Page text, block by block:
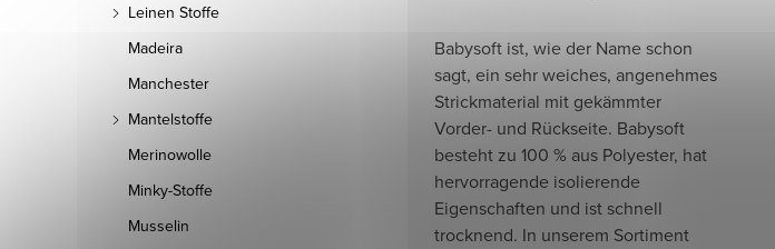
Leinen Stoffe
Madeira
Manchester
Mantelstoffe
Merinowolle
Minky-Stoffe
Musselin
Babysoft ist, wie der Name schon
sagt, ein sehr weiches, angenehmes
Strickmaterial mit gekämmter
Vorder- und Rückseite. Babysoft
besteht zu 100 % aus Polyester, hat
hervorragende isolierende
Eigenschaften und ist schnell
trocknend. In unserem Sortiment